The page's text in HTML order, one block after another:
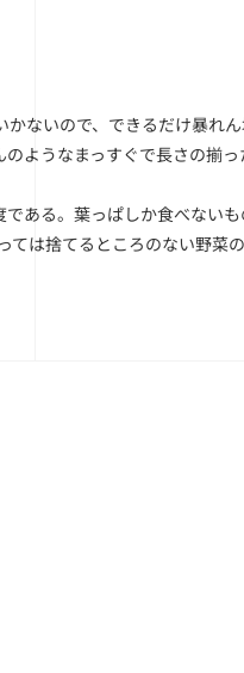
ないので、できるだけ暴れ
ようなまっすぐで長さの揃
ある。葉っぱしか食べない
ては捨てるところのない野菜